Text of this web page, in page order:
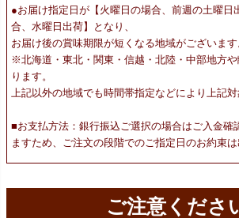
●お届け指定日が【火曜日の場合、前週の土曜日
合、水曜日出荷】となり、
お届け後の賞味期限が短くなる地域がございます
※北海道・東北・関東・信越・北陸・中部地方
ります。
上記以外の地域でも時間帯指定などにより上記対
■お支払方法：銀行振込ご選択の場合はご入金確
ますため、ご注文の段階でのご指定日のお約束は
ご注意くださ